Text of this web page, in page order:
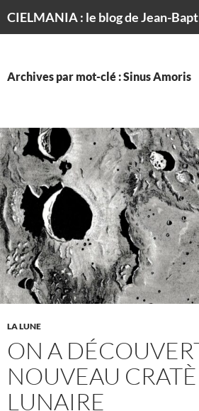
Archives par mot-clé : Sinus Amoris
LA LUNE
ON A
NOUVEAU
LUNAIRE